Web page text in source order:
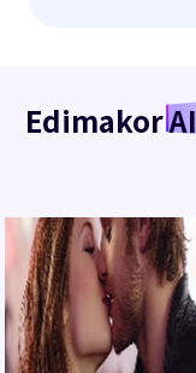
Edimakor